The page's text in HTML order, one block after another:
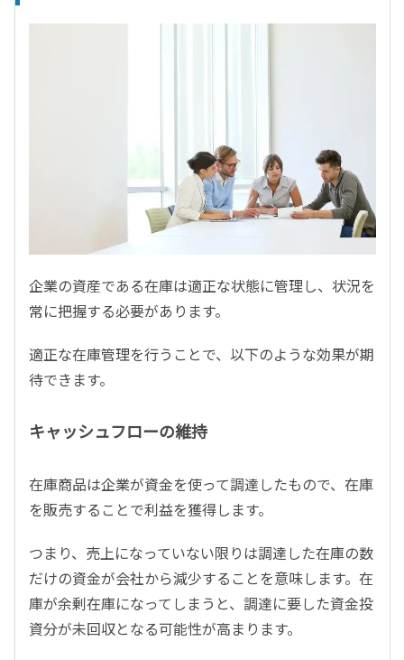
企業の資産である在庫は適正な状態に管理し、状況を
常に把握する必要があります。
適正な在庫管理を行うことで、以下のような効果が期
待できます。
キャッシュフローの維持
在庫商品は企業が資金を使って調達したもので、在庫
を販売することで利益を獲得します。
つまり、売上になっていない限りは調達した在庫の数
だけの資金が会社から減少することを意味します。在
庫が余剰在庫になってしまうと、調達に要した資金投
資分が未回収となる可能性が高まります。